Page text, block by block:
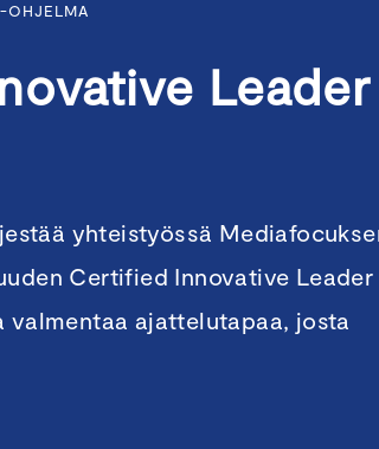
OHJELMA
yhteistyössä
Certified Innovative
ajattelutapaa, josta